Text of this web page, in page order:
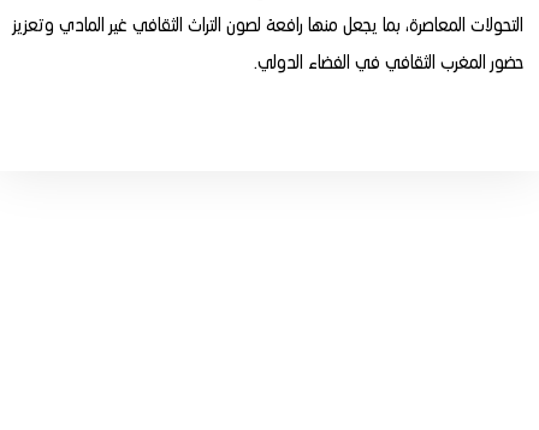
التحولات المعاصرة، بما يجعل منها رافعة لصون التراث الثقافي غير المادي وتعزيز
حضور المغرب الثقافي في الفضاء الدولي.